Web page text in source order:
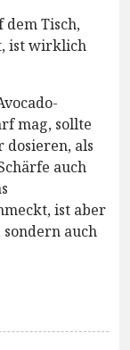
dem Tisch,
ist wirklich
mag, sollte
als
auch
ist aber
auch